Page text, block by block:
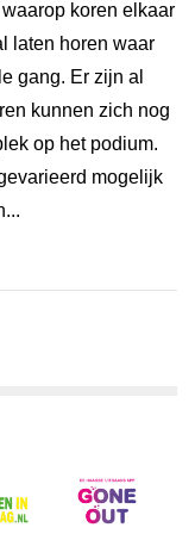
koren elkaar
laten horen waar
gang. Er zijn al
kunnen zich nog
op het podium.
mogelijk